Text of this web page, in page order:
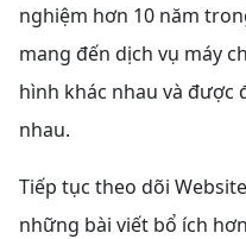
nghiệm hơn 10 năm
mang đến dịch vụ máy
hình khác nhau và được
nhau.
Tiếp tục theo dõi
những bài viết bổ ích